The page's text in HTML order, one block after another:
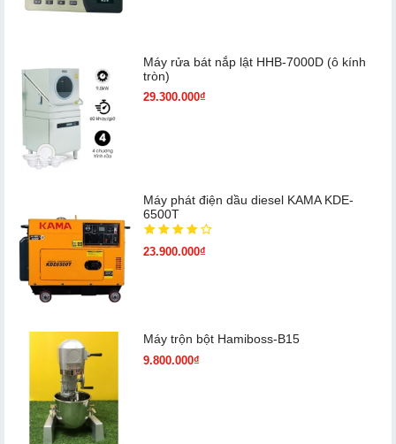
Máy rửa bát nắp lật HHB-7000D (ô kính
tròn)
29.300.000₫
Máy phát điện dầu diesel KAMA KDE-
6500T
23.900.000₫
Máy trộn bột Hamiboss-B15
9.800.000₫